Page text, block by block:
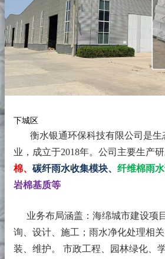
下城区
衡水银通环保科技有限公司是
业，成立于2018年。 公司主要生产研
棉、 碳纤雨水收集模块、 纤维棉雨水
岩棉基质等
业务布局涵盖：海绵城市建设项
询、设计、施工；雨水净化处理相
装、维护。 市政工程、园林绿化、